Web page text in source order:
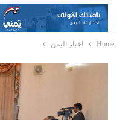
Home اخبار اليمن